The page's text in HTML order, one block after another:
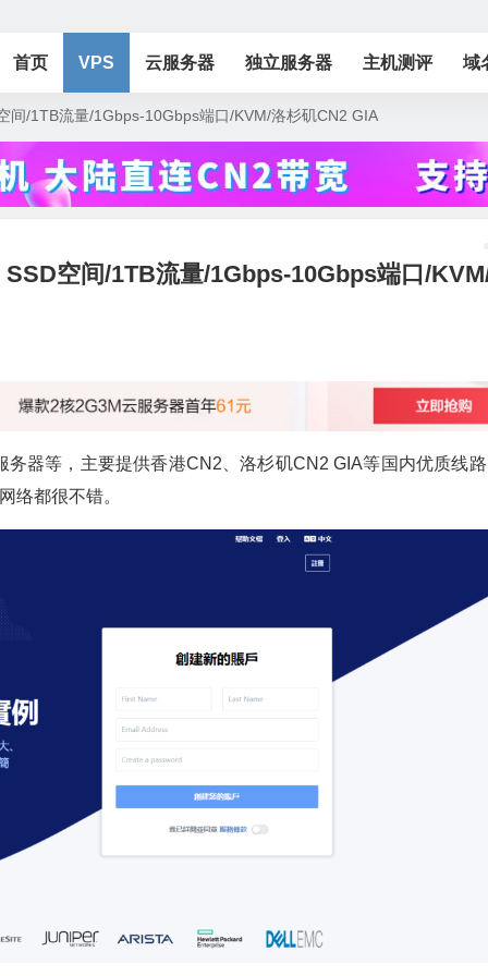
首页 VPS 云服务器 独立服务器 主机测评 域
间/1TB流量/1Gbps-10Gbps端口/KVM/洛杉矶CN2 GIA
空间/1TB流量/1Gbps-10Gbps端口/
器等，主要提供香港CN2、洛杉矶CN2 GIA等国内优质线
络都很不错。